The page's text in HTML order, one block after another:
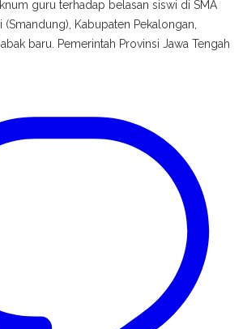
guru terhadap belasan siswi di SMA
(Smandung), Kabupaten Pekalongan,
baru. Pemerintah Provinsi Jawa Tengah